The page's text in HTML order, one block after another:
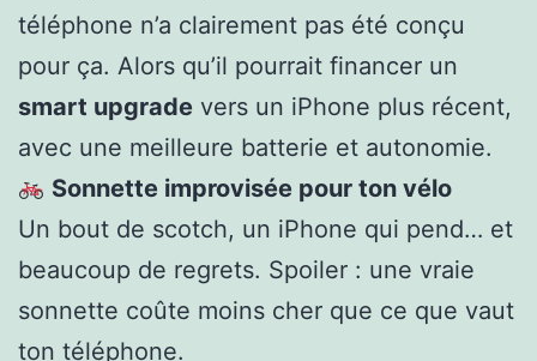
téléphone n’a clairement pas été conçu
pour ça. Alors qu’il pourrait financer un
smart upgrade vers un iPhone plus récent,
avec une meilleure batterie et autonomie.
Sonnette improvisée pour ton vélo
Un bout de scotch, un iPhone qui pend… et
beaucoup de regrets. Spoiler : une vraie
sonnette coûte moins cher que ce que vaut
ton téléphone.